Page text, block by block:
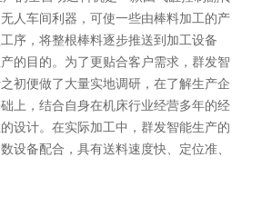
人车间利器，可使一些由棒料加工的产
序，将整根棒料逐步推送到加工设备
的目的。为了更贴合客户需求，群发智
初便做了大量实地调研，在了解生产企
上，结合自身在机床行业经营多年的经
设计。在实际加工中，群发智能生产的
设备配合，具有送料速度快、定位准、